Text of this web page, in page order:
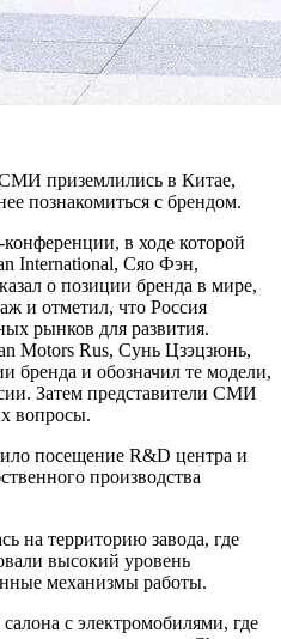
СМИ приземлились в Китае,
познакомиться с брендом.
конференции, в ходе которой
International, Сяо Фэн,
о позиции бренда в мире,
и отметил, что Россия
рынков для развития.
Motors Rus, Сунь Цзэцзюнь,
бренда и обозначил те модели,
Затем представители СМИ
вопросы.
посещение R&D центра и
производства
на территорию завода, где
высокий уровень
механизмы работы.
с электромобилями, где